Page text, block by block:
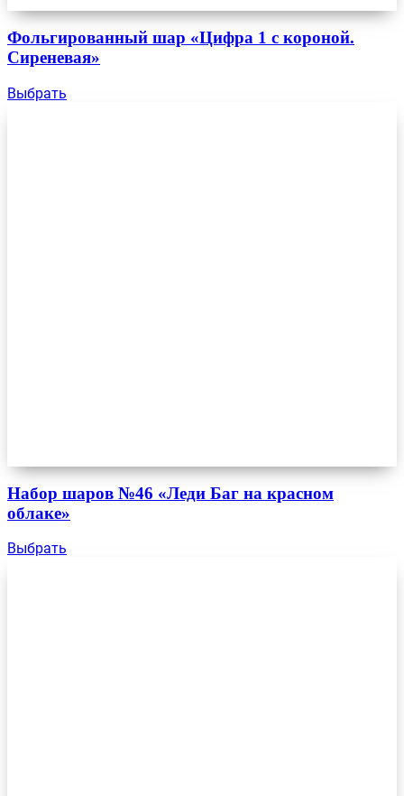
Фольгированный шар «Цифра 1 с короной.
Сиреневая»
Выбрать
Набор шаров №46 «Леди Баг на красном
облаке»
Выбрать